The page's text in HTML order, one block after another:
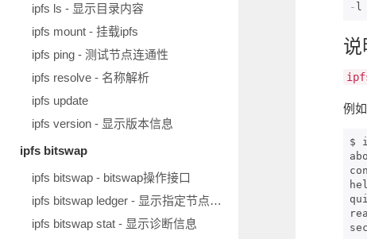
ipfs ls - 显示目录内容
ipfs mount - 挂载ipfs
ipfs ping - 测试节点连通性
ipfs resolve - 名称解析
ipfs update
ipfs version - 显示版本信息
ipfs bitswap
ipfs bitswap - bitswap操作接口
ipfs bitswap ledger - 显示指定节点的账本
ipfs bitswap stat - 显示诊断信息
- l
说
例
$